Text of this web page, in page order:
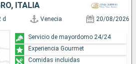
ITALIA
d Venecia 20/08/2026
Servicio de mayordomo 24/24
Experiencia Gourmet
Comidas incluidas